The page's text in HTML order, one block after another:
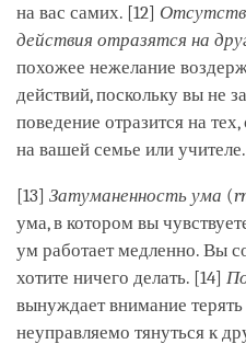
на вас самих. [12]
действия отразятся на
похожее нежелание
действий, поскольку вы не
поведение отразится на
на вашей семье или учителе.
[13] Затуманенность ума (
ума, в котором вы
ум работает медленно. Вы
хотите ничего делать. [14]
вынуждает внимание
неуправляемо тянуться к